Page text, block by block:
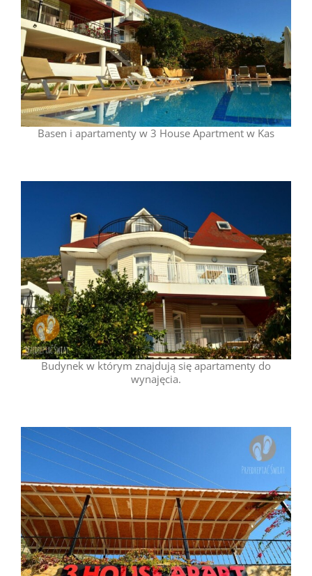
Basen i apartamenty w 3 House Apartment w Kas
Budynek w którym znajdują się apartamenty do
wynajęcia.